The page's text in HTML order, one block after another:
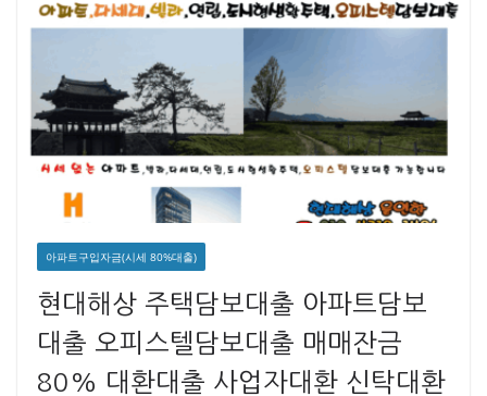
아파트구입자금(시세 80%대출)
현대해상 주택담보대출 아파트담보
대출 오피스텔담보대출 매매잔금
80% 대환대출 사업자대환 신탁대환